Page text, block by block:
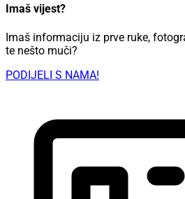
Imaš vijest?
Imaš informaciju iz prve ruke,
te nešto muči?
PODIJELI S NAMA!